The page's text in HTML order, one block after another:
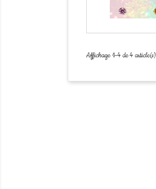
Affichage 1-4 de 4 article(s)